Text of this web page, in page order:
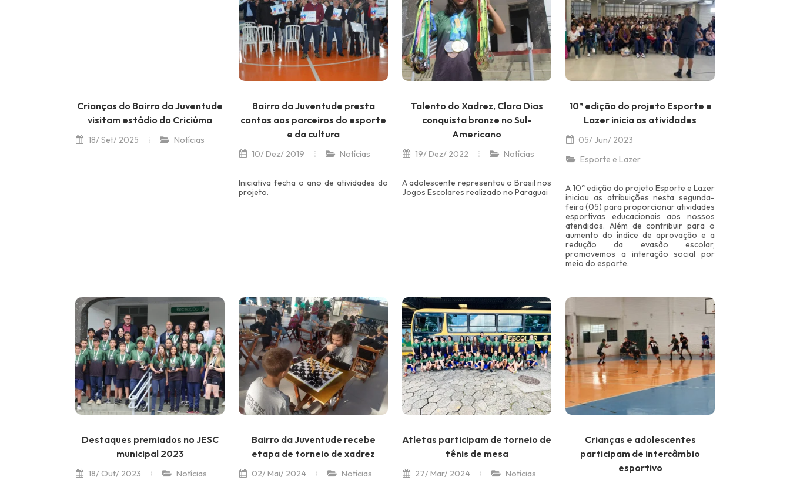
Crianças do Bairro da Juventude
visitam estádio do Criciúma
18/ Set/ 2025 Notícias
Bairro da Juventude presta
contas aos parceiros do esporte
e da cultura
10/ Dez/ 2019 Notícias
Iniciativa fecha o ano de atividades do
projeto.
Talento do Xadrez, Clara Dias
conquista bronze no Sul-
Americano
19/ Dez/ 2022 Notícias
A adolescente representou o Brasil nos
Jogos Escolares realizado no Paraguai
10ª edição do projeto Esporte e
Lazer inicia as atividades
05/ Jun/ 2023
Esporte e Lazer
A 10ª edição do projeto Esporte e Lazer
iniciou as atribuições nesta segunda-
feira (05) para proporcionar atividades
esportivas educacionais aos nossos
atendidos. Além de contribuir para o
aumento do índice de aprovação e a
redução da evasão escolar,
promovemos a interação social por
meio do esporte.
Destaques premiados no JESC
municipal 2023
18/ Out/ 2023 Notícias
Bairro da Juventude recebe
etapa de torneio de xadrez
02/ Mai/ 2024 Notícias
Atletas participam de torneio de
tênis de mesa
27/ Mar/ 2024 Notícias
Crianças e adolescentes
participam de intercâmbio
esportivo